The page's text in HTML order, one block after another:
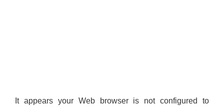
It appears your Web browser is not configured to